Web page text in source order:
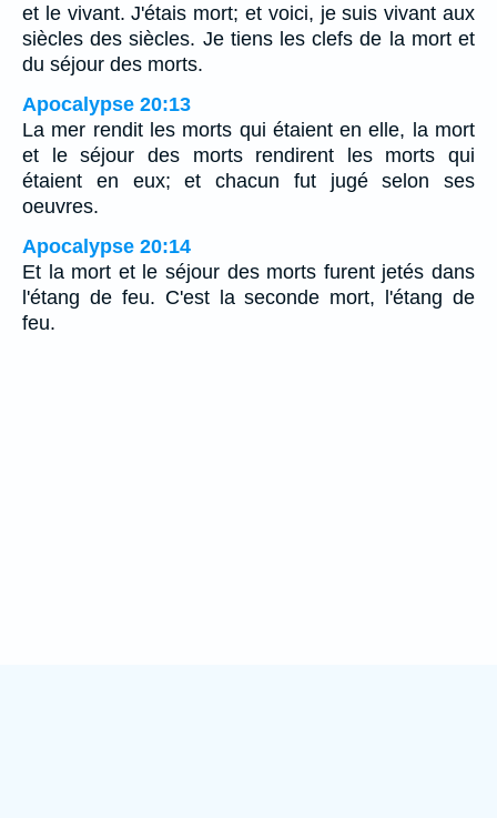
et le vivant. J'étais mort; et voici, je suis vivant aux
siècles des siècles. Je tiens les clefs de la mort et
du séjour des morts.
Apocalypse 20:13
La mer rendit les morts qui étaient en elle, la mort
et le séjour des morts rendirent les morts qui
étaient en eux; et chacun fut jugé selon ses
oeuvres.
Apocalypse 20:14
Et la mort et le séjour des morts furent jetés dans
l'étang de feu. C'est la seconde mort, l'étang de
feu.